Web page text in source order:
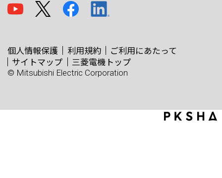
個人情報保護 利用規約
ご利用にあたって
サイトマップ
三菱電機トップ
© Mitsubishi Electric Corporation